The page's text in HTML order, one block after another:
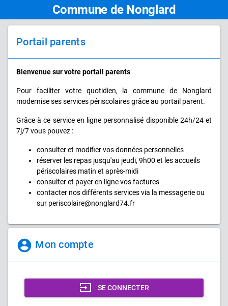
Commune de Nonglard
Portail parents
Bienvenue sur votre portail parents
Pour faciliter votre quotidien, la commune de Nonglard
modernise ses services périscolaires grâce au portail parent.
Grâce à ce service en ligne personnalisé disponible 24h/24 et
7j/7 vous pouvez :
consulter et modifier vos données personnelles
réserver les repas jusqu'au jeudi, 9h00 et les accueils
périscolaires matin et après-midi
consulter et payer en ligne vos factures
contacter nos différents services via la messagerie ou
sur periscolaire@nonglard74.fr
account_circle Mon compte
input SE CONNECTER